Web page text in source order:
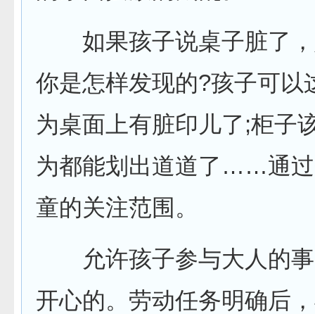
如果孩子说桌子脏了，
你是怎样发现的?孩子可以
为桌面上有脏印儿了;柜子
为都能划出道道了……通
童的关注范围。
允许孩子参与大人的事
开心的。劳动任务明确后